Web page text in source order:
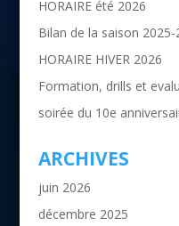
HORAIRE été 2026
Bilan de la saison 2025-
HORAIRE HIVER 2026
Formation, drills et
soirée du 10e
ARCHIVES
juin 2026
décembre 2025